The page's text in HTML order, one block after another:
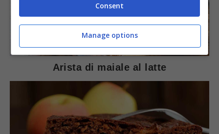
SECONDI PIATTI
Arista di maiale al latte
Consent
Manage options